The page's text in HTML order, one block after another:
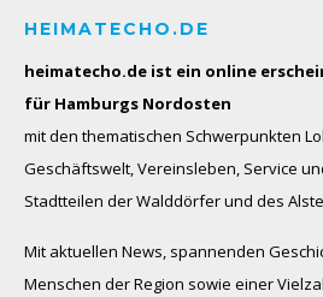
HEIMATECHO.DE
heimatecho.de ist ein online
für Hamburgs Nordosten
mit den thematischen Schwerpunkten
Geschäftswelt, Vereinsleben, Service
Stadtteilen der Walddörfer und des
Mit aktuellen News, spannenden
Menschen der Region sowie einer